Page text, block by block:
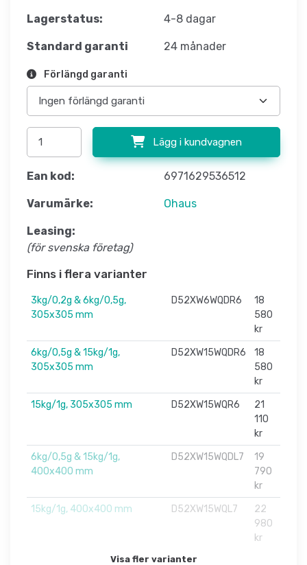
Lagerstatus: 4-8 dagar
Standard garanti 24 månader
Förlängd garanti
Lägg i kundvagnen
Ean kod: 6971629536512
Varumärke: Ohaus
Leasing:
(för svenska företag)
Finns i flera varianter
3kg/0,2g & 6kg/0,5g,
305x305 mm
D52XW6WQDR6
18
580
kr
6kg/0,5g & 15kg/1g,
305x305 mm
D52XW15WQDR6
18
580
kr
15kg/1g, 305x305 mm
D52XW15WQR6
21
110
kr
6kg/0,5g & 15kg/1g,
400x400 mm
D52XW15WQDL7
19
790
kr
15kg/1g, 400x400 mm
D52XW15WQL7
22
980
kr
Visa fler varianter